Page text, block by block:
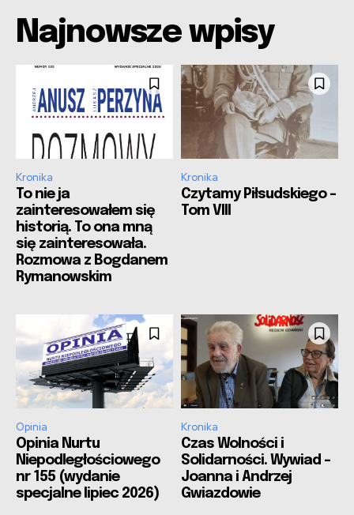
Najnowsze wpisy
Kronika
To nie ja
zainteresowałem się
historią. To ona mną
się zainteresowała.
Rozmowa z Bogdanem
Rymanowskim
Kronika
Czytamy Piłsudskiego –
Tom VIII
Opinia
Opinia Nurtu
Niepodległościowego
nr 155 (wydanie
specjalne lipiec 2026)
Kronika
Czas Wolności i
Solidarności. Wywiad –
Joanna i Andrzej
Gwiazdowie